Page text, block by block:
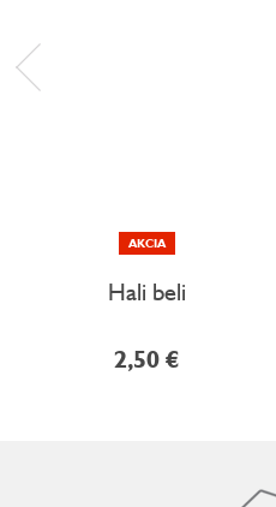
AKCIA
Hali beli
2,50 €